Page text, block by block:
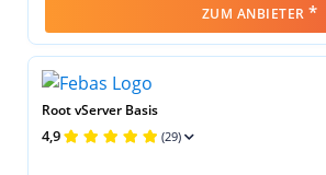
ZUM ANBIETER *
Root vServer Basis
4,9 (29)